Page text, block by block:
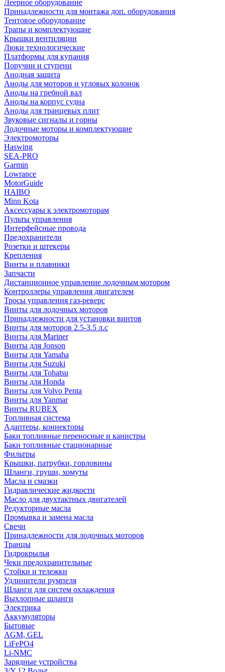
Леерное оборудование
Принадлежности для монтажа доп. оборудования
Тентовое оборудование
Трапы и комплектующие
Крышки вентиляции
Люки технологические
Платформы для купания
Поручни и ступени
Анодная защита
Аноды для моторов и угловых колонок
Аноды на гребной вал
Аноды на корпус судна
Аноды для транцевых плит
Звуковые сигналы и горны
Лодочные моторы и комплектующие
Электромоторы
Haswing
SEA-PRO
Garmin
Lowrance
MotorGuide
HAIBO
Minn Kota
Аксессуары к электромоторам
Пульты управления
Интерфейсные провода
Предохранители
Розетки и штекеры
Крепления
Винты и плавники
Запчасти
Дистанционное управление лодочным мотором
Контроллеры управления двигателем
Тросы управления газ-реверс
Винты для лодочных моторов
Принадлежности для установки винтов
Винты для моторов 2.5-3.5 л.с
Винты для Mariner
Винты для Jonson
Винты для Yamaha
Винты для Suzuki
Винты для Tohatsu
Винты для Honda
Винты для Volvo Penta
Винты для Yanmar
Винты RUBEX
Топливная система
Адаптеры, коннекторы
Баки топливные переносные и канистры
Баки топливные стационарные
Фильтры
Крышки, патрубки, горловины
Шланги, груши, хомуты
Масла и смазки
Гидравлические жидкости
Масло для двухтактных двигателей
Редукторные масла
Промывка и замена масла
Свечи
Принадлежности для лодочных моторов
Транцы
Гидрокрылья
Чеки предохранительные
Стойки и тележки
Удлинители румпеля
Шланги для систем охлаждения
Выхлопные шланги
Электрика
Аккумуляторы
Бытовые
AGM, GEL
LiFePO4
Li-NMC
Зарядные устройства